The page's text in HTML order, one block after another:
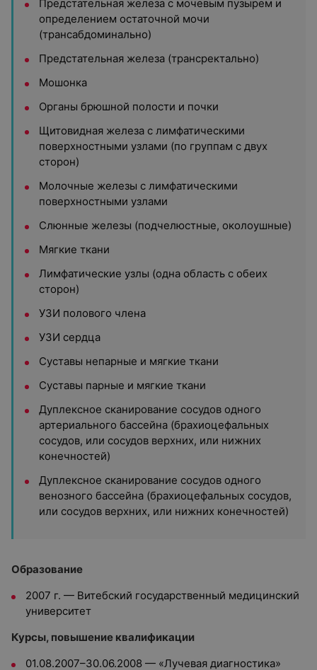
Предстательная железа с мочевым пузырем и
определением остаточной мочи
(трансабдоминально)
Предстательная железа (трансректально)
Мошонка
Органы брюшной полости и почки
Щитовидная железа с лимфатическими
поверхностными узлами (по группам с двух
сторон)
Молочные железы с лимфатическими
поверхностными узлами
Слюнные железы (подчелюстные, околоушные)
Мягкие ткани
Лимфатические узлы (одна область с обеих
сторон)
УЗИ полового члена
УЗИ сердца
Суставы непарные и мягкие ткани
Суставы парные и мягкие ткани
Дуплексное сканирование сосудов одного
артериального бассейна (брахиоцефальных
сосудов, или сосудов верхних, или нижних
конечностей)
Дуплексное сканирование сосудов одного
венозного бассейна (брахиоцефальных сосудов,
или сосудов верхних, или нижних конечностей)
Образование
2007 г. — Витебский государственный медицинский
университет
Курсы, повышение квалификации
01.08.2007–30.06.2008 — «Лучевая диагностика»